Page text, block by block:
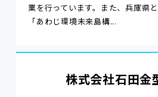
業を行っています。また、兵庫県
「あわじ環境未来島構...
株式会社石田金